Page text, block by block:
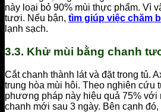
này loại bỏ 90% mùi thực phẩm. Vì
tươi. Nếu bận, tìm giúp việc chăm
lạnh sạch.
3.3. Khử mùi bằng chanh
Cắt chanh thành lát và đặt trong tủ.
trung hòa mùi hôi. Theo nghiên cứu
phương pháp này hiệu quả 75% với
chanh mới sau 3 ngày. Bên cạnh đó,